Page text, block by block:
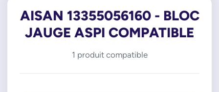
AISAN 13355056160 - BLOC
JAUGE ASPI COMPATIBLE
1 produit compatible